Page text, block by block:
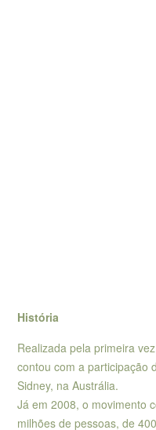
História
Realizada pela primeira
contou com a participação
Sidney, na Austrália.
Já em 2008, o movimento
milhões de pessoas, de